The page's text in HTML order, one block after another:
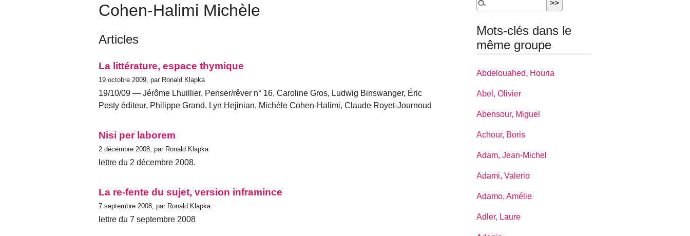
Cohen-Halimi Michèle
Articles
La littérature, espace thymique
19 octobre 2009, par Ronald Klapka
19/10/09 — Jérôme Lhuillier, Penser/rêver n° 16, Caroline Gros, Ludwig Binswanger, Éric
Pesty éditeur, Philippe Grand, Lyn Hejinian, Michèle Cohen-Halimi, Claude Royet-Journoud
Nisi per laborem
2 décembre 2008, par Ronald Klapka
lettre du 2 décembre 2008.
La re-fente du sujet, version inframince
7 septembre 2008, par Ronald Klapka
lettre du 7 septembre 2008
Mots-clés dans le
même groupe
Abdelouahed, Houria
Abel, Olivier
Abensour, Miguel
Achour, Boris
Adam, Jean-Michel
Adami, Valerio
Adamo, Amélie
Adler, Laure